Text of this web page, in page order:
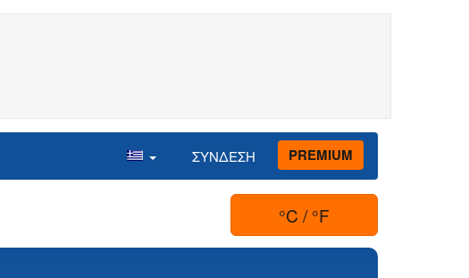
ΣΥΝΔΕΣΗ PREMIUM
°C / °F